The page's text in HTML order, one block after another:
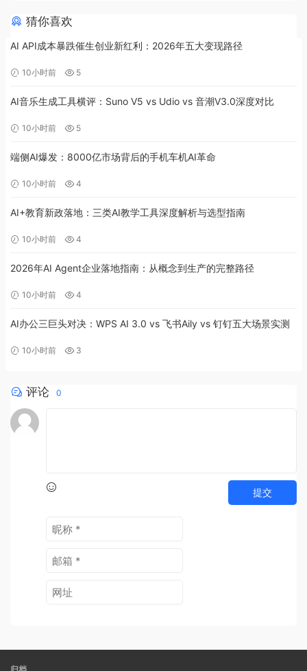
猜你喜欢
AI API成本暴跌催生创业新红利：2026年五大变现路径
10小时前 5
AI音乐生成工具横评：Suno V5 vs Udio vs 音潮V3.0深度对比
10小时前 5
端侧AI爆发：8000亿市场背后的手机车机AI革命
10小时前 4
AI+教育新政落地：三类AI教学工具深度解析与选型指南
10小时前 4
2026年AI Agent企业落地指南：从概念到生产的完整路径
10小时前 4
AI办公三巨头对决：WPS AI 3.0 vs 飞书Aily vs 钉钉五大场景实测
10小时前 3
评论 0
提交